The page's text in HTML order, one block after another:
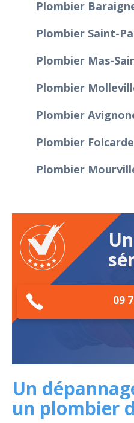
Plombier
Plombier Saint-
Plombier Mas-
Plombier
Plombier
Plombier
Plombier
09
Un
un plombier